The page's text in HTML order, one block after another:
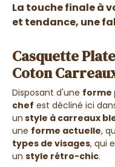
La touche finale à
et tendance, une
Casquette
Coton
Disposant d'une forme
chef est décliné ici
un style à carreaux
une forme actuelle,
types de visages, qui
un style rétro-chic.